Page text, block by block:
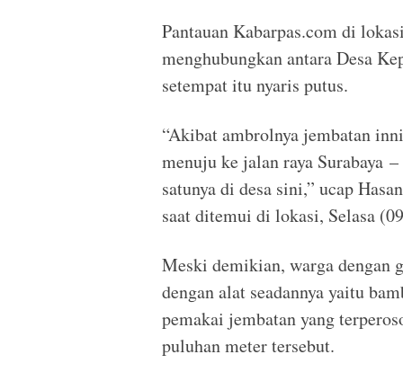
Pantauan Kabarpas.com di
menghubungkan antara Desa
setempat itu nyaris putus.
“Akibat ambrolnya jembatan
menuju ke jalan raya Surabaya
satunya di desa sini,” ucap
saat ditemui di lokasi, Selasa
Meski demikian, warga dengan
dengan alat seadannya yaitu
pemakai jembatan yang
puluhan meter tersebut.